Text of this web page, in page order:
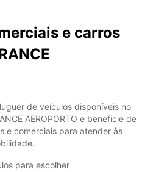
e carros
de veículos disponíveis no
AEROPORTO e beneficie de
e comerciais para atender às
para escolher